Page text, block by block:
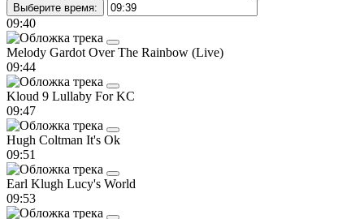
Выберите время:
09:40
Melody Gardot Over The Rainbow (Live)
09:44
Kloud 9 Lullaby For KC
09:47
Hugh Coltman It's Ok
09:51
Earl Klugh Lucy's World
09:53